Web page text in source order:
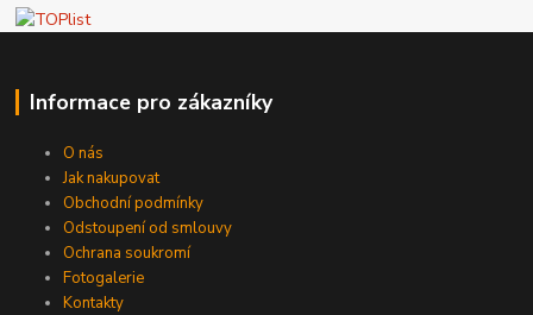
Informace pro zákazníky
O nás
Jak nakupovat
Obchodní podmínky
Odstoupení od smlouvy
Ochrana soukromí
Fotogalerie
Kontakty